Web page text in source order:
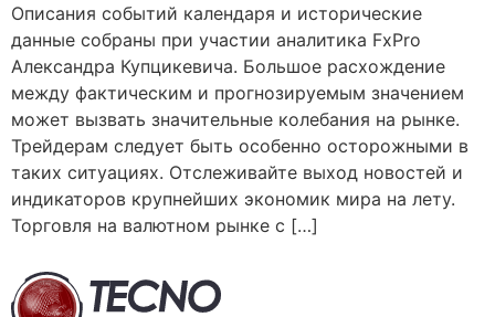
Описания событий календаря и исторические
данные собраны при участии аналитика FxPro
Александра Купцикевича. Большое расхождение
между фактическим и прогнозируемым значением
может вызвать значительные колебания на рынке.
Трейдерам следует быть особенно осторожными в
таких ситуациях. Отслеживайте выход новостей и
индикаторов крупнейших экономик мира на лету.
Торговля на валютном рынке с […]